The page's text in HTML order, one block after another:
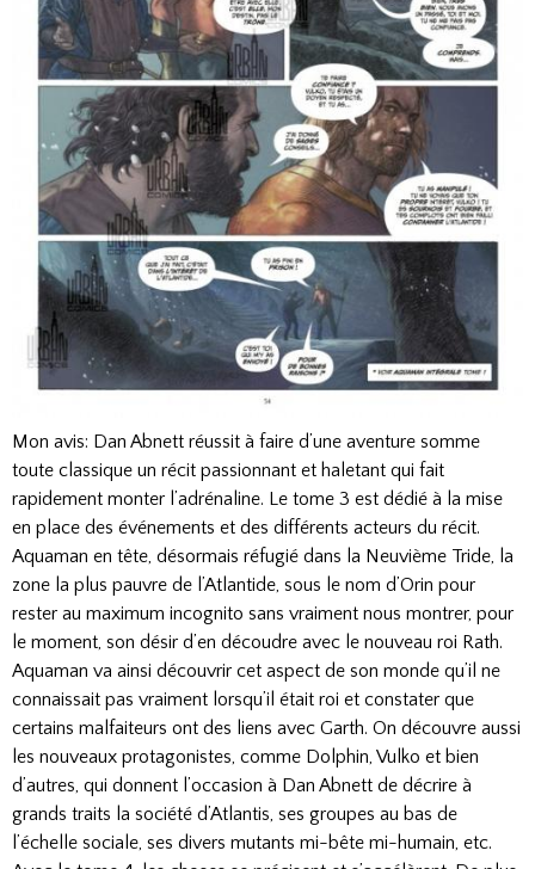
Mon avis: Dan Abnett réussit à faire d’une aventure somme
toute classique un récit passionnant et haletant qui fait
rapidement monter l’adrénaline. Le tome 3 est dédié à la mise
en place des événements et des différents acteurs du récit.
Aquaman en tête, désormais réfugié dans la Neuvième Tride, la
zone la plus pauvre de l’Atlantide, sous le nom d’Orin pour
rester au maximum incognito sans vraiment nous montrer, pour
le moment, son désir d’en découdre avec le nouveau roi Rath.
Aquaman va ainsi découvrir cet aspect de son monde qu’il ne
connaissait pas vraiment lorsqu’il était roi et constater que
certains malfaiteurs ont des liens avec Garth. On découvre aussi
les nouveaux protagonistes, comme Dolphin, Vulko et bien
d’autres, qui donnent l’occasion à Dan Abnett de décrire à
grands traits la société d’Atlantis, ses groupes au bas de
l’échelle sociale, ses divers mutants mi-bête mi-humain, etc.